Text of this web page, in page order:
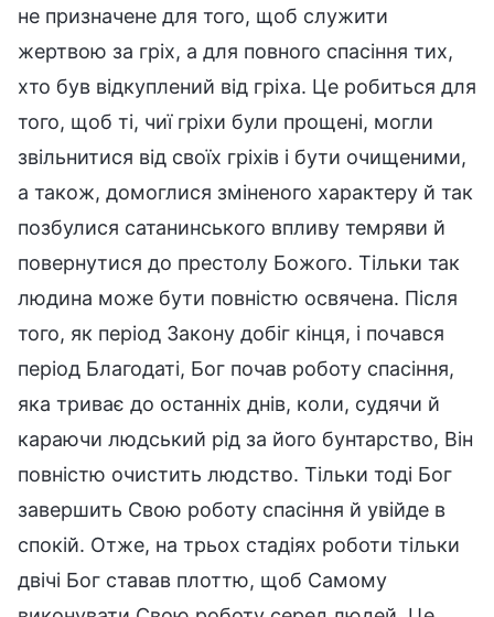
не призначене для того, щоб служити
жертвою за гріх, а для повного спасіння тих,
хто був відкуплений від гріха. Це робиться для
того, щоб ті, чиї гріхи були прощені, могли
звільнитися від своїх гріхів і бути очищеними,
а також, домоглися зміненого характеру й так
позбулися сатанинського впливу темряви й
повернутися до престолу Божого. Тільки так
людина може бути повністю освячена. Після
того, як період Закону добіг кінця, і почався
період Благодаті, Бог почав роботу спасіння,
яка триває до останніх днів, коли, судячи й
караючи людський рід за його бунтарство, Він
повністю очистить людство. Тільки тоді Бог
завершить Свою роботу спасіння й увійде в
спокій. Отже, на трьох стадіях роботи тільки
двічі Бог ставав плоттю, щоб Самому